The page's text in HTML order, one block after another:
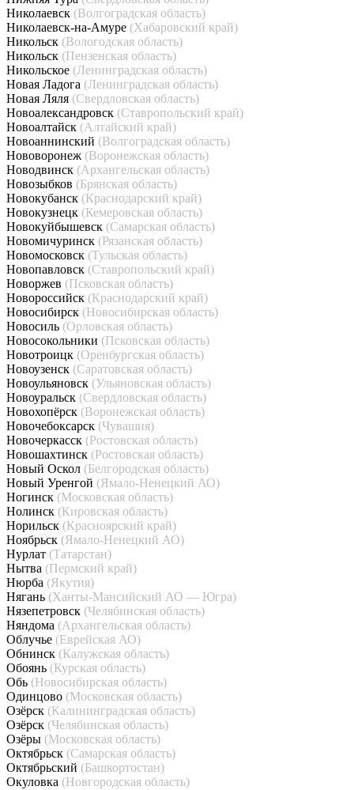
Николаевск (Волгоградская область)
Николаевск-на-Амуре (Хабаровский край)
Никольск (Вологодская область)
Никольск (Пензенская область)
Никольское (Ленинградская область)
Новая Ладога (Ленинградская область)
Новая Ляля (Свердловская область)
Новоалександровск (Ставропольский край)
Новоалтайск (Алтайский край)
Новоаннинский (Волгоградская область)
Нововоронеж (Воронежская область)
Новодвинск (Архангельская область)
Новозыбков (Брянская область)
Новокубанск (Краснодарский край)
Новокузнецк (Кемеровская область)
Новокуйбышевск (Самарская область)
Новомичуринск (Рязанская область)
Новомосковск (Тульская область)
Новопавловск (Ставропольский край)
Новоржев (Псковская область)
Новороссийск (Краснодарский край)
Новосибирск (Новосибирская область)
Новосиль (Орловская область)
Новосокольники (Псковская область)
Новотроицк (Оренбургская область)
Новоузенск (Саратовская область)
Новоульяновск (Ульяновская область)
Новоуральск (Свердловская область)
Новохопёрск (Воронежская область)
Новочебоксарск (Чувашия)
Новочеркасск (Ростовская область)
Новошахтинск (Ростовская область)
Новый Оскол (Белгородская область)
Новый Уренгой (Ямало-Ненецкий АО)
Ногинск (Московская область)
Нолинск (Кировская область)
Норильск (Красноярский край)
Ноябрьск (Ямало-Ненецкий АО)
Нурлат (Татарстан)
Нытва (Пермский край)
Нюрба (Якутия)
Нягань (Ханты-Мансийский АО — Югра)
Нязепетровск (Челябинская область)
Няндома (Архангельская область)
Облучье (Еврейская АО)
Обнинск (Калужская область)
Обоянь (Курская область)
Обь (Новосибирская область)
Одинцово (Московская область)
Озёрск (Калининградская область)
Озёрск (Челябинская область)
Озёры (Московская область)
Октябрьск (Самарская область)
Октябрьский (Башкортостан)
Окуловка (Новгородская область)